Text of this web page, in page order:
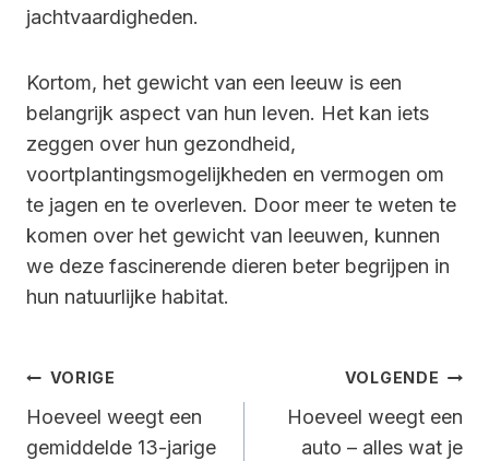
jachtvaardigheden.
Kortom, het gewicht van een leeuw is een
belangrijk aspect van hun leven. Het kan iets
zeggen over hun gezondheid,
voortplantingsmogelijkheden en vermogen om
te jagen en te overleven. Door meer te weten te
komen over het gewicht van leeuwen, kunnen
we deze fascinerende dieren beter begrijpen in
hun natuurlijke habitat.
Bericht
Navigatie
VORIGE
Hoeveel weegt een
gemiddelde 13-jarige
VOLGENDE
Hoeveel weegt een
auto – alles wat je